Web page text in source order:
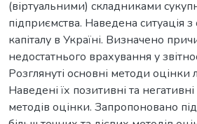
(віртуальними) складниками
підприємства. Наведена ситуація
капіталу в Україні. Визначено
недостатнього врахування у
Розглянуті основні методи оцінки
Наведені їх позитивні та
методів оцінки. Запропоновано